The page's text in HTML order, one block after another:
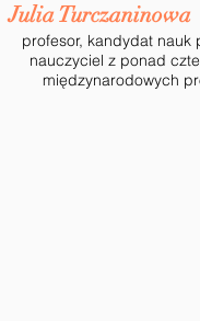
Julia Turczaninowa
profesor, kandydat nauk
nauczyciel z ponad
międzynarodowych